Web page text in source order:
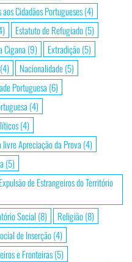
Cidadãos Portugueses(4)
Estatuto de Refugiado(5)
Cigana (9) Extradição(5)
(4) Nacionalidade(5)
Portuguesa (6)
(4)
(4)
livre Apreciação da Prova (4)
(5)
de Estrangeiros do Território
Social (8) Religião(8)
de Inserção(4)
e Fronteiras(5)